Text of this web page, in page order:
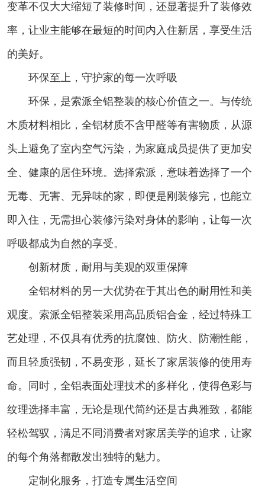
变革不仅大大缩短了装修时间，还显著提升了装修效
率，让业主能够在最短的时间内入住新居，享受生活
的美好。
环保至上，守护家的每一次呼吸
环保，是索派全铝整装的核心价值之一。与传统
木质材料相比，全铝材质不含甲醛等有害物质，从源
头上避免了室内空气污染，为家庭成员提供了更加安
全、健康的居住环境。选择索派，意味着选择了一个
无毒、无害、无异味的家，即便是刚装修完，也能立
即入住，无需担心装修污染对身体的影响，让每一次
呼吸都成为自然的享受。
创新材质，耐用与美观的双重保障
全铝材料的另一大优势在于其出色的耐用性和美
观度。索派全铝整装采用高品质铝合金，经过特殊工
艺处理，不仅具有优秀的抗腐蚀、防火、防潮性能，
而且轻质强韧，不易变形，延长了家居装修的使用寿
命。同时，全铝表面处理技术的多样化，使得色彩与
纹理选择丰富，无论是现代简约还是古典雅致，都能
轻松驾驭，满足不同消费者对家居美学的追求，让家
的每个角落都散发出独特的魅力。
定制化服务，打造专属生活空间